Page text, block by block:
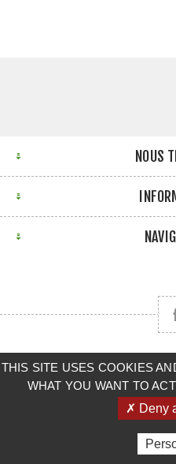
NOUS
Copyright © 2026 CLAAS
Powered by
THIS SITE USES COOKIES
WHAT YOU WANT TO
✗ Deny